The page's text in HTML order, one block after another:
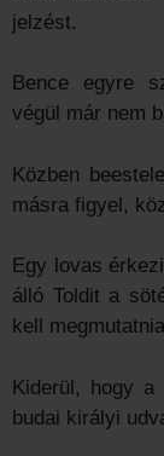
jelzést.
Bence egyre
végül már nem
Közben
másra figyel,
Egy lovas
álló Toldit a
kell
Kiderül, hogy
budai királyi